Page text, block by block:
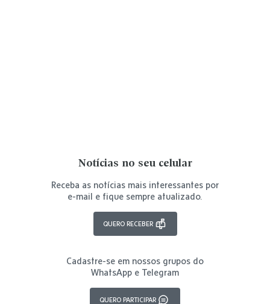
Notícias no seu celular
Receba as notícias mais interessantes por
e-mail e fique sempre atualizado.
QUERO RECEBER
Cadastre-se em nossos grupos do
WhatsApp e Telegram
QUERO PARTICIPAR